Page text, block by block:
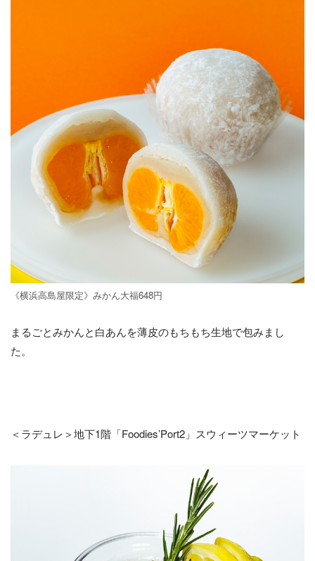
《横浜高島屋限定》みかん大福648円
まるごとみかんと白あんを薄皮のもちもち生地で包みまし
た。
＜ラデュレ＞地下1階「Foodies’Port2」スウィーツマーケット